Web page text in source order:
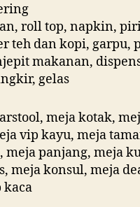
roll top, napkin,
teh dan kopi, garpu,
makanan,
gelas
meja kotak,
vip kayu, meja
meja panjang, meja
meja konsul, meja
kaca